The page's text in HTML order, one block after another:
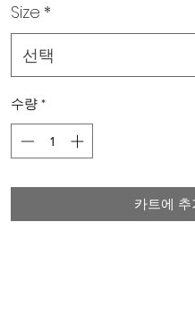
Size *
선택
수량 *
카트에 추